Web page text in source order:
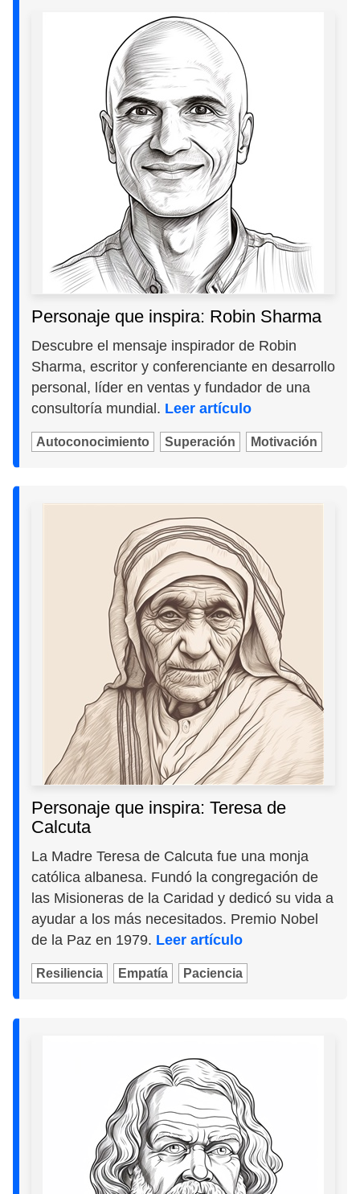
Personaje que inspira: Robin Sharma
Descubre el mensaje inspirador de Robin
Sharma, escritor y conferenciante en desarrollo
personal, líder en ventas y fundador de una
consultoría mundial. Leer artículo
Autoconocimiento Superación Motivación
Personaje que inspira: Teresa de
Calcuta
La Madre Teresa de Calcuta fue una monja
católica albanesa. Fundó la congregación de
las Misioneras de la Caridad y dedicó su vida a
ayudar a los más necesitados. Premio Nobel
de la Paz en 1979. Leer artículo
Resiliencia Empatía Paciencia